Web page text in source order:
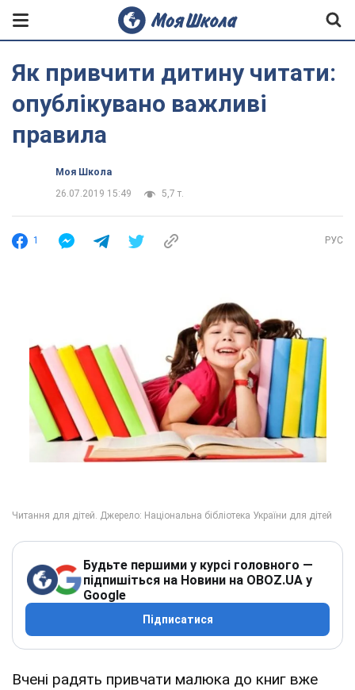
Як привчити дитину читати:
опублікувано важливі
правила
Моя Школа
26.07.2019 15:49
5,7 т.
1 РУС
Будьте першими у курсі головного —
підпишіться на Новини на OBOZ.UA у
Google
Підписатися
Вчені радять привчати малюка до книг вже